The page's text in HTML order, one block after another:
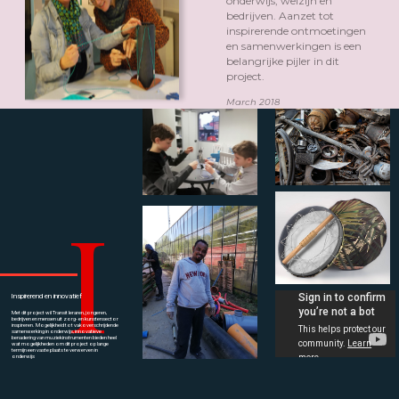
bedrijven. Aanzet tot
inspirerende ontmoetingen
en samenwerkingen is een
belangrijke pijler in dit
project.
March 2018
I
Met dit project wil Transit leraren, jongeren,
bedrijven en mensen uit zorg- en kunstensector
inspireren. Mogelijkheid tot vakoverschrijdende
samenwerking in onderwijs, innovatieve
benadering van muziekinstrumenten bieden heel
wat mogelijkheden om dit project op lange
termijn een vaste plaats te verwerven in
onderwijs
Inspirerend en innovatief